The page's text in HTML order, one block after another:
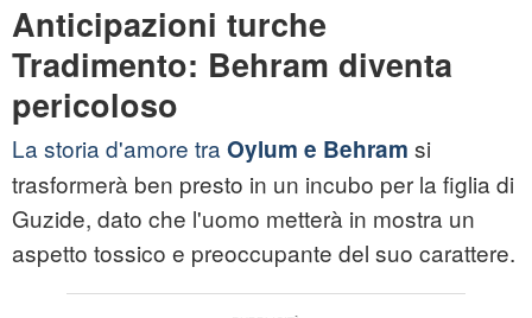
Anticipazioni turche
Tradimento: Behram diventa
pericoloso
La storia d'amore tra Oylum e Behram si
trasformerà ben presto in un incubo per la figlia di
Guzide, dato che l'uomo metterà in mostra un
aspetto tossico e preoccupante del suo carattere.